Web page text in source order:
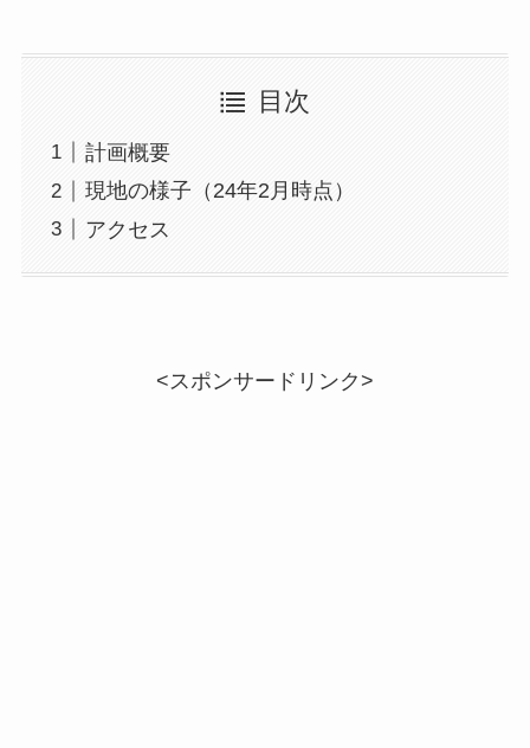
目次
計画概要
現地の様子（24年2月時点）
アクセス
<スポンサードリンク>